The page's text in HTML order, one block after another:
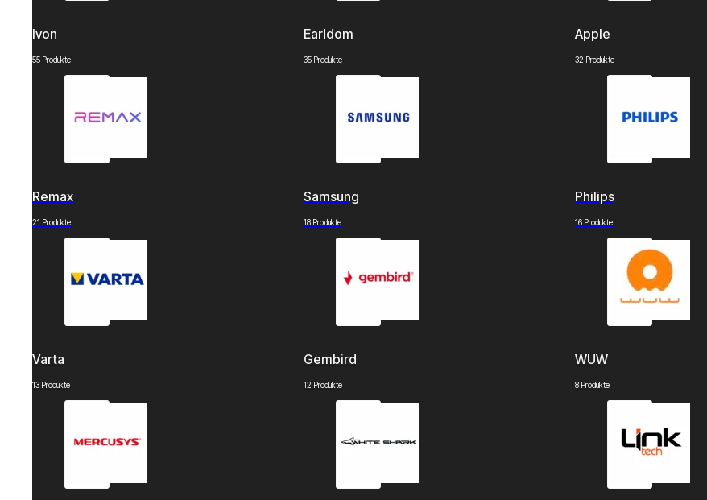
Ivon
55 Produkte
Earldom
35 Produkte
Apple
32 Produkte
Remax
21 Produkte
Samsung
18 Produkte
Philips
16 Produkte
Varta
13 Produkte
Gembird
12 Produkte
WUW
8 Produkte